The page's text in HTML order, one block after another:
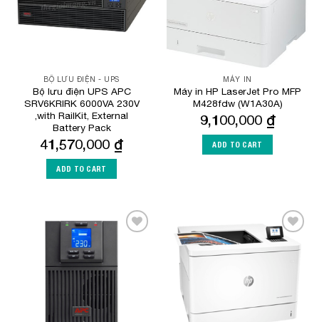
BỘ LƯU ĐIỆN - UPS
Bộ lưu điện UPS APC
SRV6KRIRK 6000VA 230V
,with RailKit, External
Battery Pack
41,570,000 ₫
ADD TO CART
MÁY IN
Máy in HP LaserJet Pro MFP
M428fdw (W1A30A)
9,100,000 ₫
ADD TO CART
Add to
Wishlist